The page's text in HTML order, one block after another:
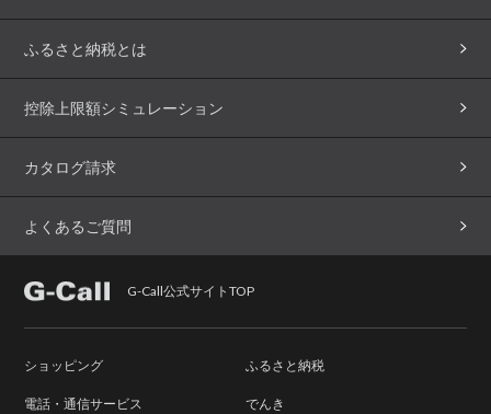
ふるさと納税とは
控除上限額シミュレーション
カタログ請求
よくあるご質問
G-Call公式サイトTOP
ショッピング ふるさと納税
電話・通信サービス でんき